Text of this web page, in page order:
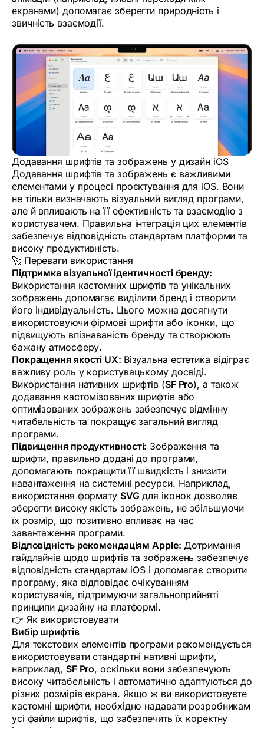
екранами) допомагає зберегти природність і
звичність взаємодії.
Додавання шрифтів та зображень у дизайн iOS
Додавання шрифтів та зображень є важливими
елементами у процесі проєктування для iOS. Вони
не тільки визначають візуальний вигляд програми,
але й впливають на її ефективність та взаємодію з
користувачем. Правильна інтеграція цих елементів
забезпечує відповідність стандартам платформи та
високу продуктивність.
🚀 Переваги використання
Підтримка візуальної ідентичності бренду:
Використання кастомних шрифтів та унікальних
зображень допомагає виділити бренд і створити
його індивідуальність. Цього можна досягнути
використовуючи фірмові шрифти або іконки, що
підвищують впізнаваність бренду та створюють
бажану атмосферу.
Покращення якості UX: Візуальна естетика відіграє
важливу роль у користувацькому досвіді.
Використання нативних шрифтів (SF Pro), а також
додавання кастомізованих шрифтів або
оптимізованих зображень забезпечує відмінну
читабельність та покращує загальний вигляд
програми.
Підвищення продуктивності: Зображення та
шрифти, правильно додані до програми,
допомагають покращити її швидкість і знизити
навантаження на системні ресурси. Наприклад,
використання формату SVGдля іконок дозволяє
зберегти високу якість зображень, не збільшуючи
їх розмір, що позитивно впливає на час
завантаження програми.
Відповідність рекомендаціям Apple: Дотримання
гайдлайнів щодо шрифтів та зображень забезпечує
відповідність стандартам iOS і допомагає створити
програму, яка відповідає очікуванням
користувачів, підтримуючи загальноприйняті
принципи дизайну на платформі.
👉 Як використовувати
Вибір шрифтів
Для текстових елементів програми рекомендується
використовувати стандартні нативні шрифти,
наприклад, SF Pro, оскільки вони забезпечують
високу читабельність і автоматично адаптуються до
різних розмірів екрана. Якщо ж ви використовуєте
кастомні шрифти, необхідно надавати розробникам
усі файли шрифтів, що забезпечить їх коректну